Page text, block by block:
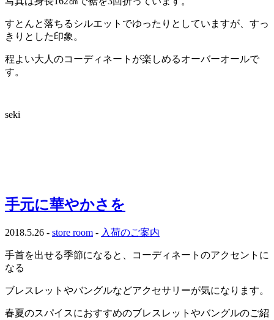
すとんと落ちるシルエットでゆったりとしていますが、すっ
きりとした印象。
程よい大人のコーディネートが楽しめるオーバーオールで
す。
seki
手元に華やかさを
2018.5.26 - store room - 入荷のご案内
手首を出せる季節になると、コーディネートのアクセントに
なる
ブレスレットやバングルなどアクセサリーが気になります。
春夏のスパイスにおすすめのブレスレットやバングルのご紹